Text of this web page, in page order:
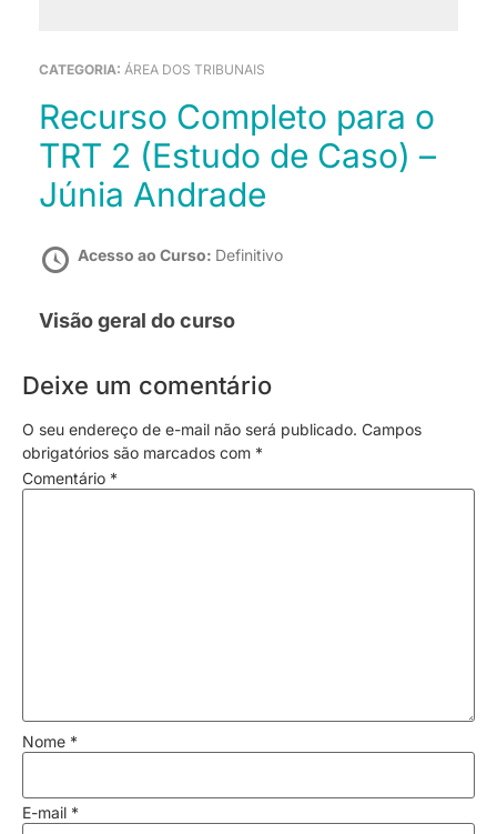
CATEGORIA: ÁREA DOS TRIBUNAIS
Recurso Completo para o
TRT 2 (Estudo de Caso) –
Júnia Andrade
Acesso ao Curso: Definitivo
Visão geral do curso
Deixe um comentário
O seu endereço de e-mail não será publicado. Campos
obrigatórios são marcados com *
Comentário *
Nome *
E-mail *